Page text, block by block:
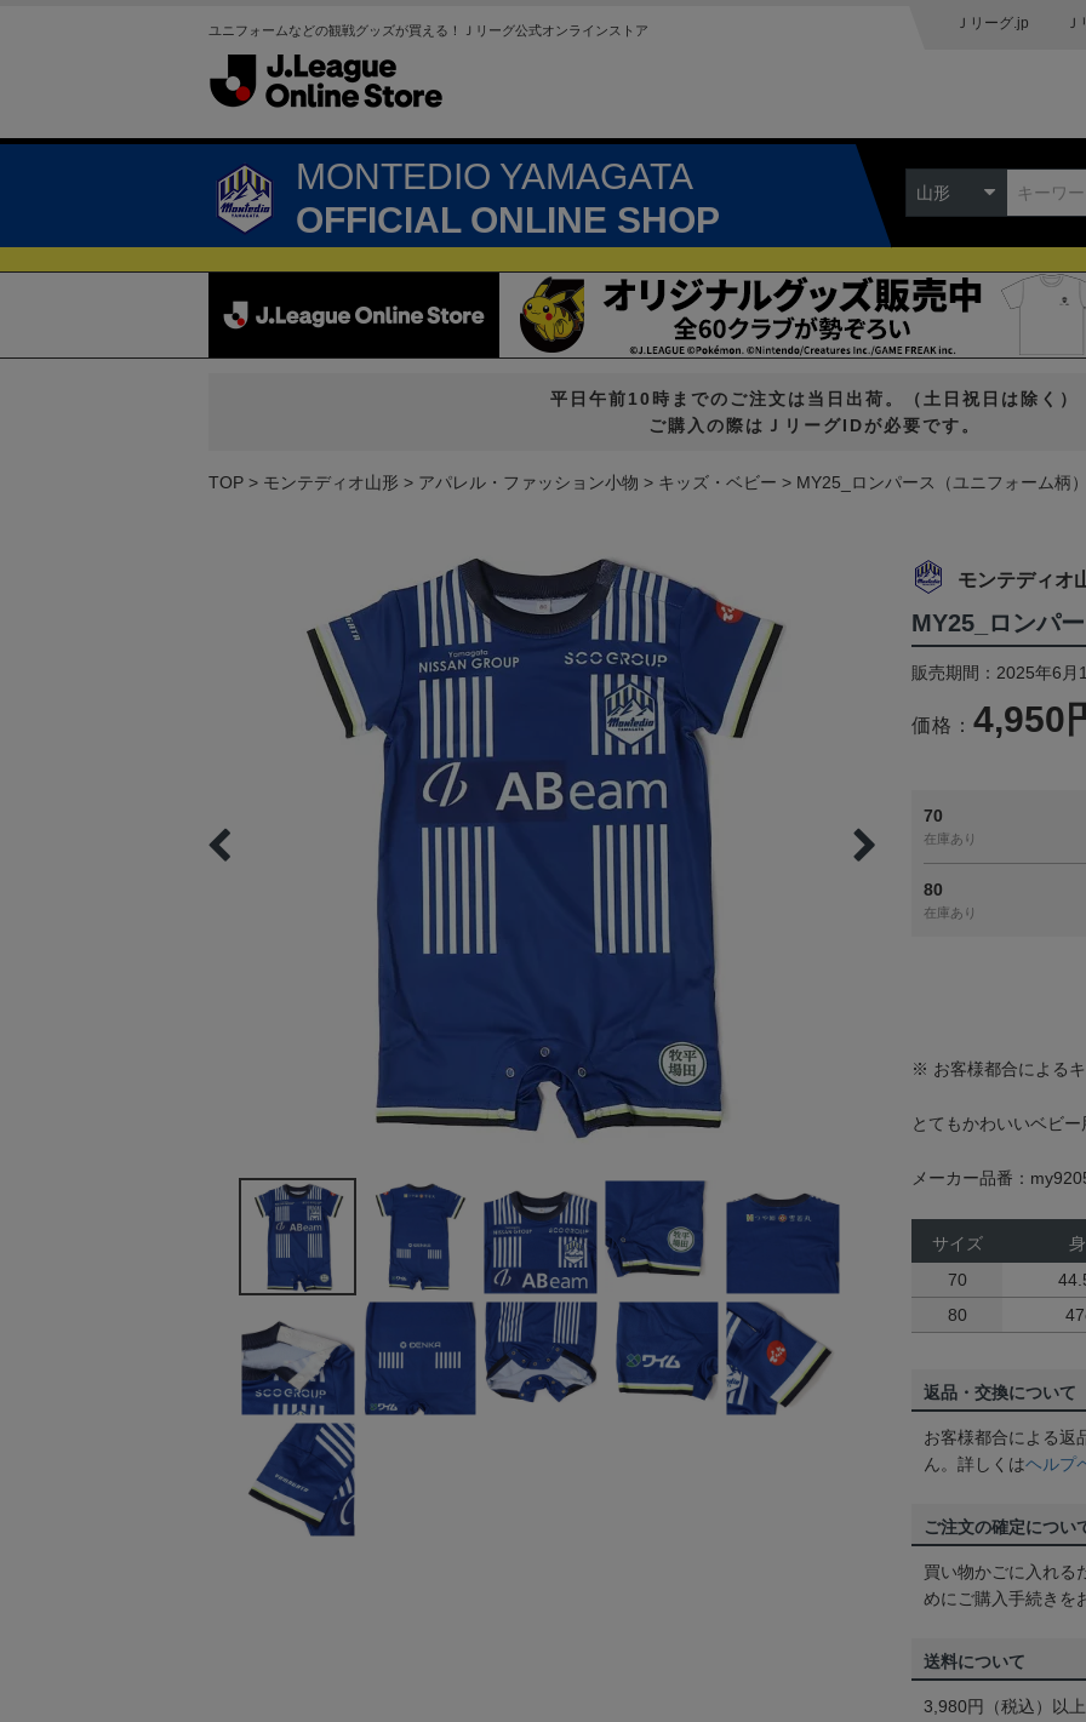
ユニフォームなどの観戦グッズが買える！Ｊリーグ公式オンラインストア Ｊリーグ.jp
MONTEDIO YAMAGATA
OFFICIAL ONLINE SHOP
山形
平日午前10時までのご注文は当日出荷。（土日祝日は除く）
ご購入の際はＪリーグIDが必要です。
TOP モンテディオ山形 アパレル・ファッション小物 キッズ・ベビー MY25_ロンパース（ユニフォーム柄
モンテディオ
MY25_ロンパ
販売期間：2025年6
価格： 4,950
70
在庫あり
80
在庫あり
※ お客様都合による
とてもかわいいベビ
メーカー品番：
サイズ
70
80
返品・交換について
お客様都合による返
ん。詳しくはヘルプ
ご注文の確定につい
買い物かごに入れる
めにご購入手続きを
送料について
3,980円（税込）以